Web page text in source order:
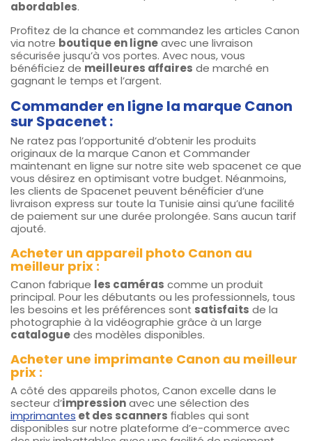
abordables.
Profitez de la chance et commandez les articles Canon
via notre boutique en ligneavec une livraison
sécurisée jusqu’à vos portes. Avec nous, vous
bénéficiez de meilleures affaires de marché en
gagnant le temps et l’argent.
Commander en ligne la marque Canon
sur Spacenet :
Ne ratez pas l’opportunité d’obtenir les produits
originaux de la marque Canon et Commander
maintenant en ligne sur notre site web spacenet ce que
vous désirez en optimisant votre budget. Néanmoins,
les clients de Spacenet peuvent bénéficier d’une
livraison express sur toute la Tunisie ainsi qu’une facilité
de paiement sur une durée prolongée. Sans aucun tarif
ajouté.
Acheter un appareil photo Canon au
meilleur prix :
Canon fabrique les caméras comme un produit
principal. Pour les débutants ou les professionnels, tous
les besoins et les préférences sont satisfaits de la
photographie à la vidéographie grâce à un large
cataloguedes modèles disponibles.
Acheter une imprimante Canon au meilleur
prix :
A côté des appareils photos, Canon excelle dans le
secteur d’impressionavec une sélection des
imprimantes et des scanners fiables qui sont
disponibles sur notre plateforme d’e-commerce avec